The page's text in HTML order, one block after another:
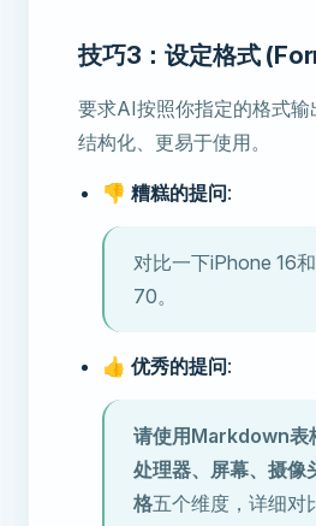
技巧3：设定格式
要求AI按照你指定的格式输
结构化、更易于使用。
👎 糟糕的提问:
对比一下iPhone 16
70。
👍 优秀的提问:
请使用Markdown表
处理器、屏幕、摄像
格五个维度，详细对